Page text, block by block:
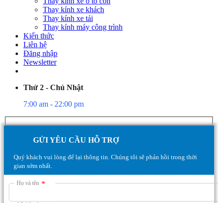
Thay kính xe khách
Thay kính xe tải
Thay kính máy công trình
Kiến thức
Liên hệ
Đăng nhập
Newsletter
Thứ 2 - Chủ Nhật
7:00 am - 22:00 pm
GỬI YÊU CẦU HỖ TRỢ
Quý khách vui lòng để lại thông tin. Chúng tôi sẽ phản hồi trong thời
gian sớm nhất.
Họ và tên *